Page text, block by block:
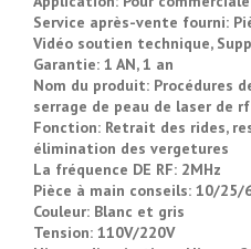
Service après-vente fourni:
Vidéo soutien technique,
Garantie: 1 AN, 1 an
Nom du produit: Procédures
serrage de peau de laser de
Fonction: Retrait des rides,
élimination des vergetures
La fréquence DE RF: 2MHz
Pièce à main conseils: 10/25/
Couleur: Blanc et gris
Tension: 110V/220V